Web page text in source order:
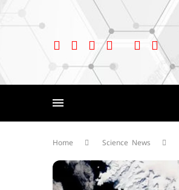
Home Science News